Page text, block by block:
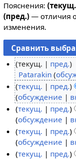
Пояснения:
(пред.)— отличия
изменения.
5
е
т
б
текущ. пред.
Patarakin
Н
е
т
о
п
и
с
м
р
а
текущ. пред.
обсуждение
Н
е
т
о
п
текущ. пред.
обсуждение
Н
е
т
текущ. пред.
обсуждение
Нтекущ. пред.